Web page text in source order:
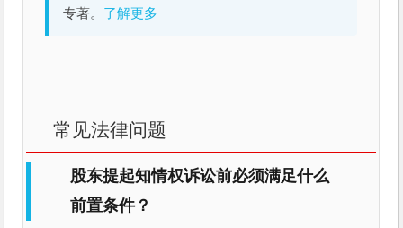
专著。 了解更多
常见法律问题
股东提起知情权诉讼前必须满足什么
前置条件？